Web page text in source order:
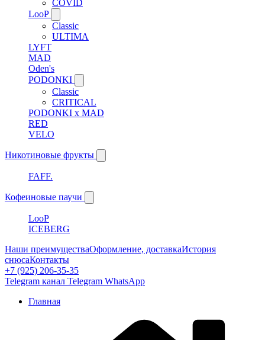
COVID
LooP
Classic
ULTIMA
LYFT
MAD
Oden's
PODONKI
Classic
CRITICAL
PODONKI x MAD
RED
VELO
Никотиновые фрукты
FAFF.
Кофеиновые паучи
LooP
ICEBERG
Наши преимуществаОформление, доставкаИстория
снюсаКонтакты
+7 (925) 206-35-35
Telegram канал Telegram WhatsApp
Главная